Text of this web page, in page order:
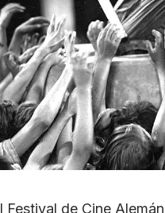
l Festival de Cine